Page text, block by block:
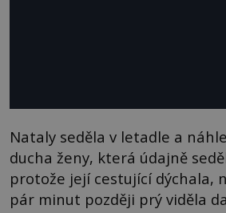
Nataly seděla v letadle a
ducha ženy, která údajně
protože její cestující dýchala,
pár minut později prý viděla